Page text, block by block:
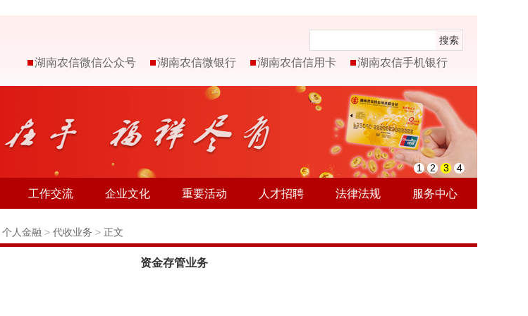
搜索
湖南农信微信公众号 湖南农信微银行 湖南农信信用卡 湖南农信手机银行
1 2 3 4
工作交流 企业文化 重要活动 人才招聘 法律法规 服务中心
个人金融 > 代收业务 > 正文
资金存管业务